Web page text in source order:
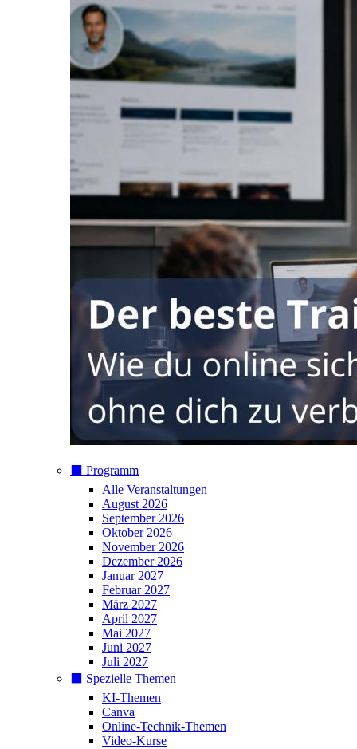
⬛️ Programm
Alle Veranstaltungen
August 2026
September 2026
Oktober 2026
November 2026
Dezember 2026
Januar 2027
Februar 2027
März 2027
April 2027
Mai 2027
Juni 2027
Juli 2027
⬛️ Spezielle Themen
KI-Themen
Canva
Online-Technik-Themen
Video-Kurse